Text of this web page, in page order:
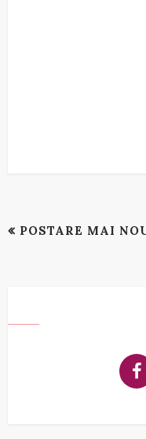
POSTARE MAI